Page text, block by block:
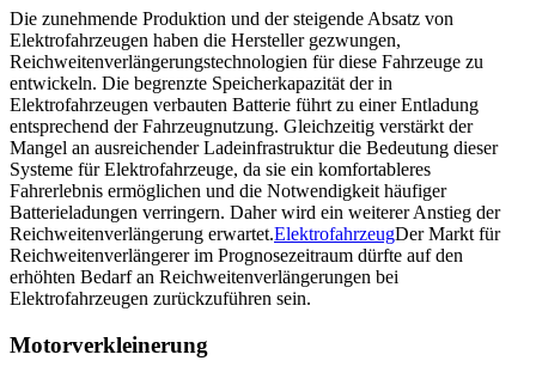
Die zunehmende Produktion und der steigende Absatz von
Elektrofahrzeugen haben die Hersteller gezwungen,
Reichweitenverlängerungstechnologien für diese Fahrzeuge zu
entwickeln. Die begrenzte Speicherkapazität der in
Elektrofahrzeugen verbauten Batterie führt zu einer Entladung
entsprechend der Fahrzeugnutzung. Gleichzeitig verstärkt der
Mangel an ausreichender Ladeinfrastruktur die Bedeutung dieser
Systeme für Elektrofahrzeuge, da sie ein komfortableres
Fahrerlebnis ermöglichen und die Notwendigkeit häufiger
Batterieladungen verringern. Daher wird ein weiterer Anstieg der
Reichweitenverlängerung erwartet.ElektrofahrzeugDer Markt für
Reichweitenverlängerer im Prognosezeitraum dürfte auf den
erhöhten Bedarf an Reichweitenverlängerungen bei
Elektrofahrzeugen zurückzuführen sein.
Motorverkleinerung